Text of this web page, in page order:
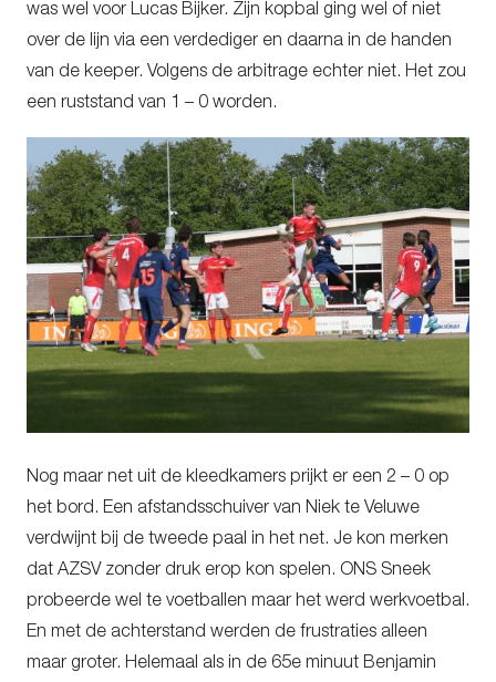
was wel voor Lucas Bijker. Zijn kopbal ging wel of niet
over de lijn via een verdediger en daarna in de handen
van de keeper. Volgens de arbitrage echter niet. Het zou
een ruststand van 1 – 0 worden.
Nog maar net uit de kleedkamers prijkt er een 2 – 0 op
het bord. Een afstandsschuiver van Niek te Veluwe
verdwijnt bij de tweede paal in het net. Je kon merken
dat AZSV zonder druk erop kon spelen. ONS Sneek
probeerde wel te voetballen maar het werd werkvoetbal.
En met de achterstand werden de frustraties alleen
maar groter. Helemaal als in de 65e minuut Benjamin